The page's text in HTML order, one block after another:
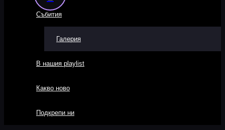
Събития
Галерия
В нашия playlist
Какво ново
Подкрепи ни